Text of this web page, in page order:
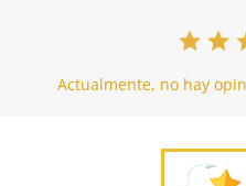
Actualmente, no hay